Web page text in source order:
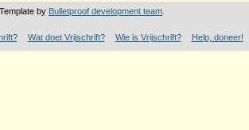
by Bulletproof development team
Wat doet Vrijschrift? Wie is Vrijschrift? Help, doneer!